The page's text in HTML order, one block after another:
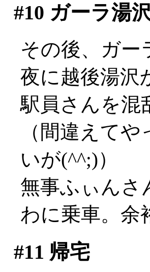
#10 ガーラ湯
その後、ガー
夜に越後湯沢
駅員さんを混
（間違えて
いが(^^;)）
無事ふぃんさ
わに乗車。余
#11 帰宅